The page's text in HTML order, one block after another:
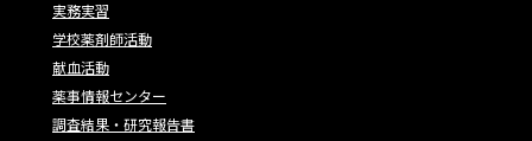
実務実習
学校薬剤師活動
献血活動
薬事情報センター
調査結果・研究報告書